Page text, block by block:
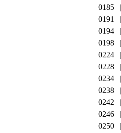
0185
0191
0194
0198
0224
0228
0234
0238
0242
0246
0250